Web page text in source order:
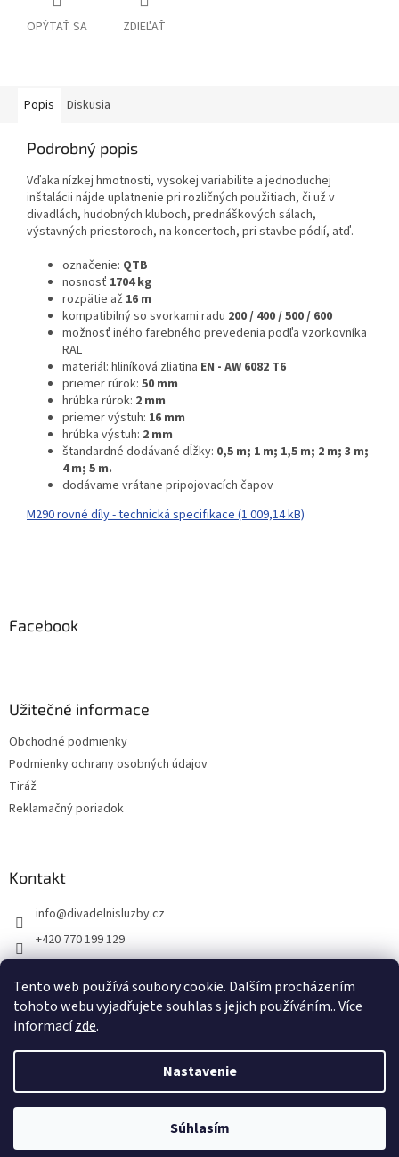
Tento web používá soubory cookie. Dalším procházením
tohoto webu vyjadřujete souhlas s jejich používáním.. Více
informacízde.
Nastavenie
Súhlasím
OPÝTAŤ SA ZDIEĽAŤ
Popis Diskusia
Podrobný popis
Vďaka nízkej hmotnosti, vysokej variabilite a jednoduchej
inštalácii nájde uplatnenie pri rozličných použitiach, či už v
divadlách, hudobných kluboch, prednáškových sálach,
výstavných priestoroch, na koncertoch, pri stavbe pódií, atď.
označenie: QTB
nosnosť 1704 kg
rozpätie až 16 m
kompatibilný so svorkami radu 200 / 400 / 500 / 600
možnosť iného farebného prevedenia podľa vzorkovníka
RAL
materiál: hliníková zliatina EN - AW 6082 T6
priemer rúrok: 50 mm
hrúbka rúrok: 2 mm
priemer výstuh: 16 mm
hrúbka výstuh: 2 mm
štandardné dodávané dĺžky: 0,5 m; 1 m; 1,5 m; 2 m; 3 m;
4 m; 5 m.
dodávame vrátane pripojovacích čapov
M290 rovné díly - technická specifikace (1 009,14 kB)
Facebook
Užitečné informace
Obchodné podmienky
Podmienky ochrany osobných údajov
Tiráž
Reklamačný poriadok
Kontakt
info@divadelnisluzby.cz
+420 770 199 129
Divadelní služby Plzeň
divadelni_sluzby_plzen
Vytvoril Shoptet
Jevištní technika. Všetky práva vyhradené.